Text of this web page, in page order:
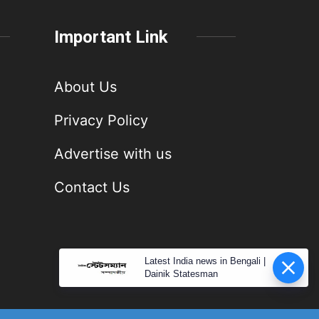
Important Link
About Us
Privacy Policy
Advertise with us
Contact Us
Latest India news in Bengali |
Dainik Statesman